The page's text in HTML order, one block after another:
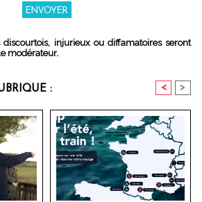
injurieux ou diffamatoires seront
modérateur.
: < >